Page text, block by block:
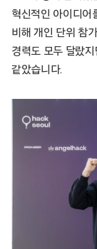
혁신적인 아이디어
비해 개인 단위 참
경력도 모두 달랐
같았습니다.